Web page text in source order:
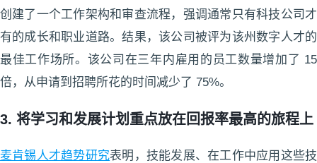
创建了一个工作架构和审查流程，强调通常只有科技公司才
有的成长和职业道路。结果，该公司被评为该州数字人才的
最佳工作场所。该公司在三年内雇用的员工数量增加了 15
倍，从申请到招聘所花的时间减少了 75%。
3. 将学习和发展计划重点放在回报率最高的旅程上
麦肯锡人才趋势研究表明，技能发展、在工作中应用这些技